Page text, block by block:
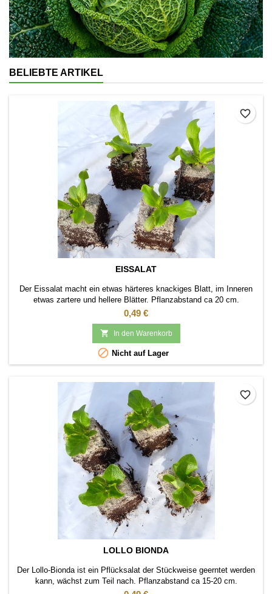
BELIEBTE ARTIKEL
EISSALAT
Der Eissalat macht ein etwas härteres knackiges Blatt, im Inneren
etwas zartere und hellere Blätter. Pflanzabstand ca 20 cm.
Pflanzung im Freiland.
Preis
0,49 €
 In den Warenkorb
 Nicht auf Lager
favorite_border
LOLLO BIONDA
Der Lollo-Bionda ist ein Pflücksalat der Stückweise geerntet werden
kann, wächst zum Teil nach. Pflanzabstand ca 15-20 cm.
favorite_border